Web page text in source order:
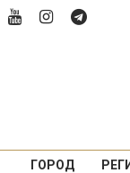
ГОРОД